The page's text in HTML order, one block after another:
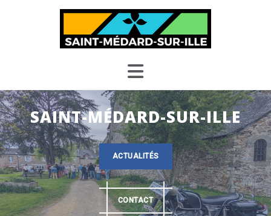
SAINT-MÉDARD-SUR-ILLE
ACTUALITÉS
CONTACT